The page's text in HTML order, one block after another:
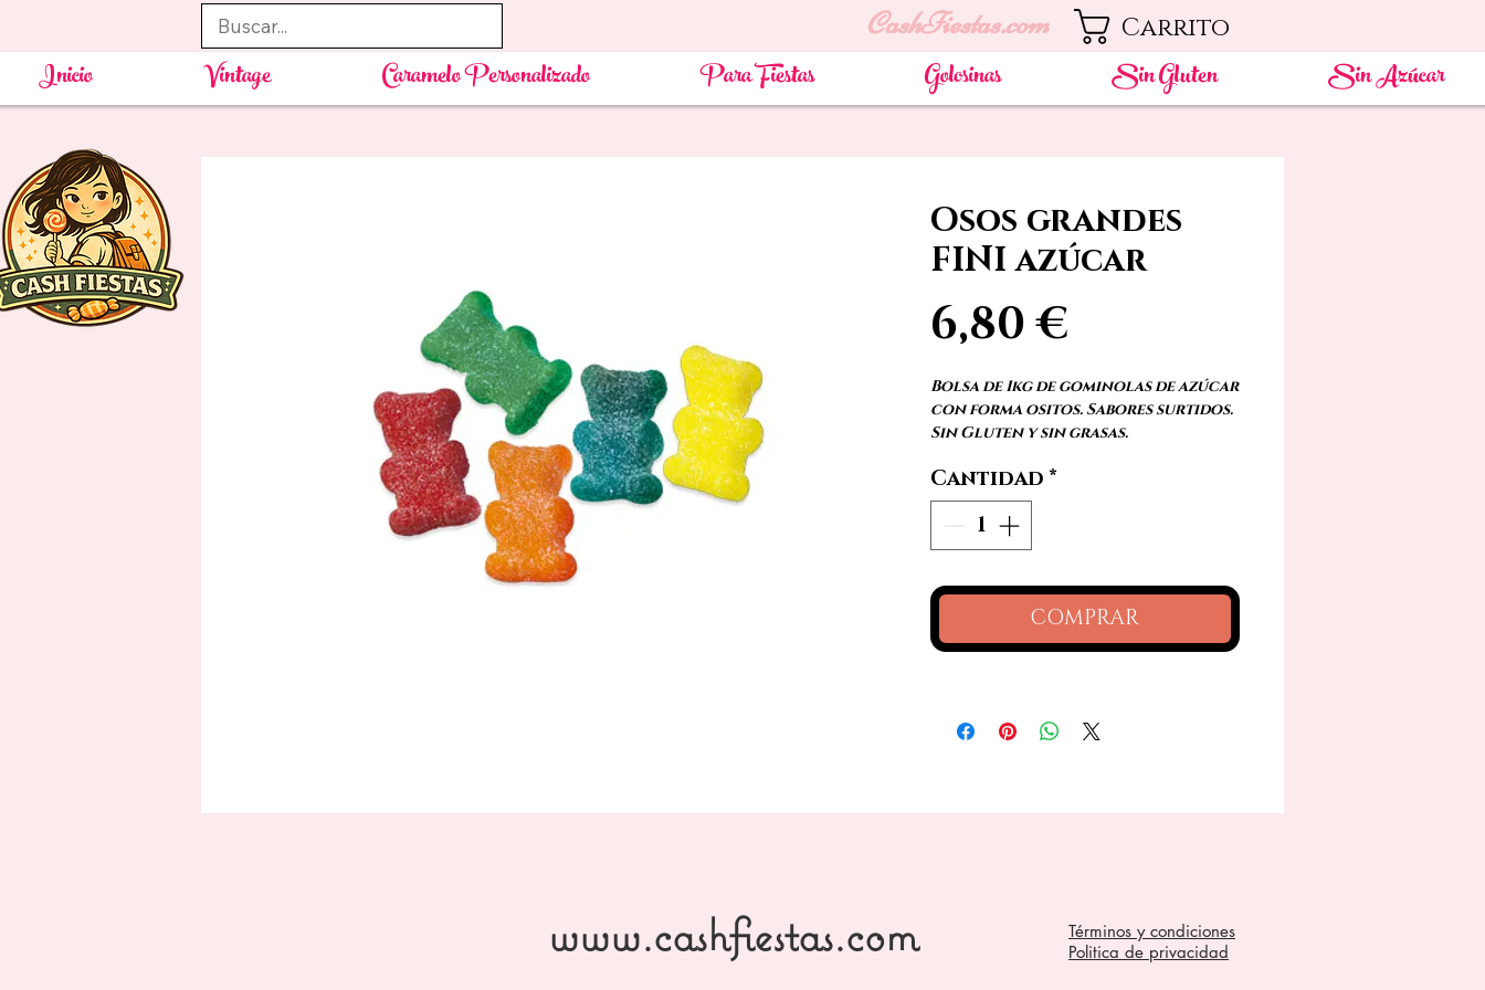
CashFiestas.com Carrito
Inicio Vintage Caramelo Personalizado Para Fiestas Golosinas Sin Gluten Sin Azúcar
Osos grandes
FINI azúcar
6,80 €
Bolsa de 1kg de gominolas de azúcar
con forma ositos. Sabores surtidos.
Sin Gluten y sin grasas.
Cantidad *
COMPRAR
www.cashfiestas.com
Términos y condiciones
Politica de privacidad